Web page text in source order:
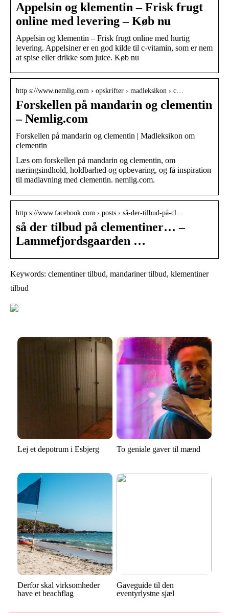
Appelsin og klementin – Frisk frugt
online med levering – Køb nu
Appelsin og klementin – Frisk frugt online med hurtig
levering. Appelsiner er en god kilde til c-vitamin, som er nem
at spise eller drikke som juice. Køb nu
http s://www.nemlig.com › opskrifter › madleksikon › c…
Forskellen på mandarin og clementin
– Nemlig.com
Forskellen på mandarin og clementin | Madleksikon om
clementin
Læs om forskellen på mandarin og clementin, om
næringsindhold, holdbarhed og opbevaring, og få inspiration
til madlavning med clementin. nemlig.com.
http s://www.facebook.com › posts › så-der-tilbud-på-cl…
så der tilbud på clementiner… –
Lammefjordsgaarden …
Keywords: clementiner tilbud, mandariner tilbud, klementiner
tilbud
Lej et depotrum i Esbjerg To geniale gaver til mænd
Derfor skal virksomheder
have et beachflag
Gaveguide til den
eventyrlystne sjæl